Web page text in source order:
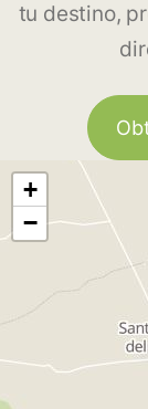
tu destino,
+
−